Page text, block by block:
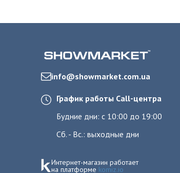
info@showmarket.com.ua
График работы Call-центра
Будние дни: с 10:00 до 19:00
Сб. - Вс.: выходные дни
Интернет-магазин работает
на платформе komiz.io